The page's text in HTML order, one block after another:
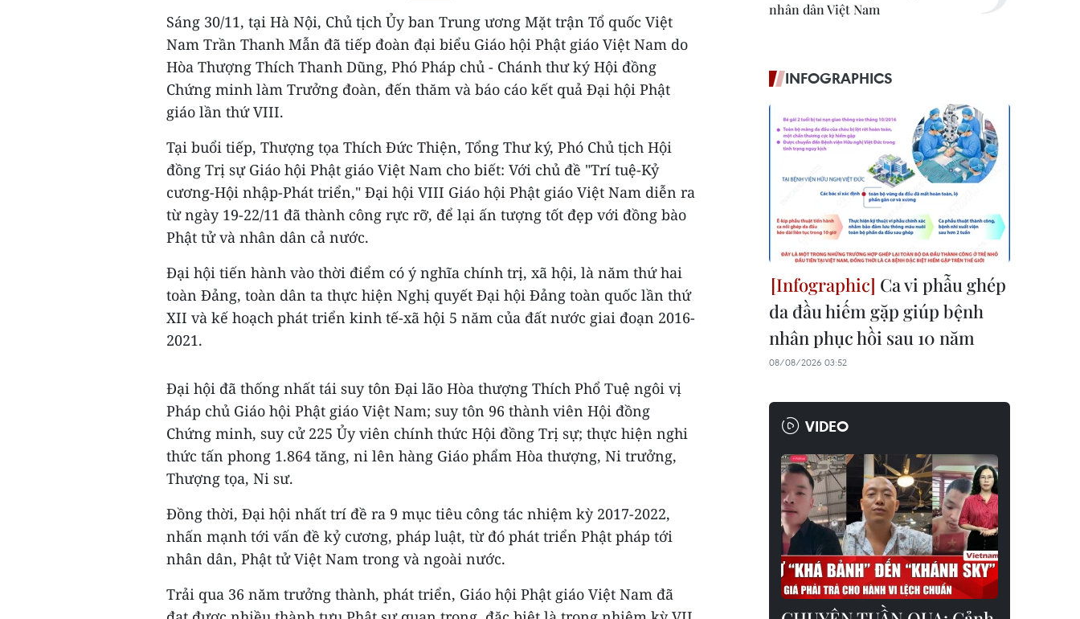
Sáng 30/11, tại Hà Nội, Chủ tịch Ủy ban Trung ương Mặt trận Tổ quốc Việt
Nam Trần Thanh Mẫn đã tiếp đoàn đại biểu Giáo hội Phật giáo Việt Nam do
Hòa Thượng Thích Thanh Dũng, Phó Pháp chủ - Chánh thư ký Hội đồng
Chứng minh làm Trưởng đoàn, đến thăm và báo cáo kết quả Đại hội Phật
giáo lần thứ VIII.
Tại buổi tiếp, Thượng tọa Thích Đức Thiện, Tổng Thư ký, Phó Chủ tịch Hội
đồng Trị sự Giáo hội Phật giáo Việt Nam cho biết: Với chủ đề "Trí tuệ-Kỷ
cương-Hội nhập-Phát triển," Đại hội VIII Giáo hội Phật giáo Việt Nam diễn ra
từ ngày 19-22/11 đã thành công rực rỡ, để lại ấn tượng tốt đẹp với đồng bào
Phật tử và nhân dân cả nước.
Đại hội tiến hành vào thời điểm có ý nghĩa chính trị, xã hội, là năm thứ hai
toàn Đảng, toàn dân ta thực hiện Nghị quyết Đại hội Đảng toàn quốc lần thứ
XII và kế hoạch phát triển kinh tế-xã hội 5 năm của đất nước giai đoạn 2016-
2021.
Đại hội đã thống nhất tái suy tôn Đại lão Hòa thượng Thích Phổ Tuệ ngôi vị
Pháp chủ Giáo hội Phật giáo Việt Nam; suy tôn 96 thành viên Hội đồng
Chứng minh, suy cử 225 Ủy viên chính thức Hội đồng Trị sự; thực hiện nghi
thức tấn phong 1.864 tăng, ni lên hàng Giáo phẩm Hòa thượng, Ni trưởng,
Thượng tọa, Ni sư.
Đồng thời, Đại hội nhất trí đề ra 9 mục tiêu công tác nhiệm kỳ 2017-2022,
nhấn mạnh tới vấn đề kỷ cương, pháp luật, từ đó phát triển Phật pháp tới
nhân dân, Phật tử Việt Nam trong và ngoài nước.
Trải qua 36 năm trưởng thành, phát triển, Giáo hội Phật giáo Việt Nam đã
nhân dân Việt Nam
INFOGRAPHICS
Ca vi phẫu ghép
da đầu hiếm gặp giúp bệnh
nhân phục hồi sau 10 năm
08/08/2026 03:52
VIDEO